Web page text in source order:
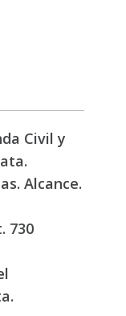
Civil y
Alcance.
730